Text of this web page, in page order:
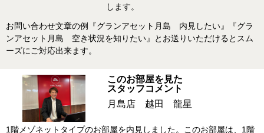
します。
お問い合わせ文章の例『グランアセット月島 内見したい』『グラ
ンアセット月島 空き状況を知りたい』とお送りいただけるとスム
ーズにご対応出来ます。
このお部屋を見た
スタッフコメント
月島店 越田 龍星
1階メゾネットタイプのお部屋を内見しました。このお部屋は、1階